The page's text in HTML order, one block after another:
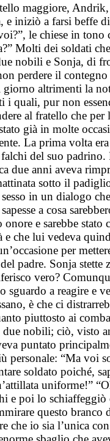
maggiore,
e iniziò a farsi
le chiese in
Molti dei soldati
nobili e Sonja, di
perdere il
giorno altrimenti la
quali, pur non
al fratello che per
già in molte
La prima volta
del suo
due anni aveva
sotto il
in un dialogo
a cosa
onore e sarebbe
e che lui vedeva
per
padre. Sonja
vero?
a reagire e
è che ci
piuttosto ai
nobili; ciò, visto
puntato
personale: “Ma voi
soldato poiché,
uniforme!”
e poi lo
questo
che io sia l’unica